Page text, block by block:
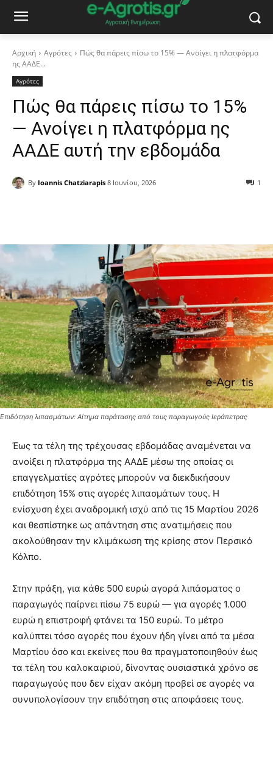
Αρχική Αγρότες
Πώς θα πάρεις πίσω το 15% — Ανοίγει η πλατφόρμα
ης ΑΑΔΕ...
Αγρότες
Πώς θα πάρεις πίσω το 15%
— Ανοίγει η πλατφόρμα ης
ΑΑΔΕ αυτή την εβδομάδα
By Ioannis Chatziarapis 8 Ιουνίου, 2026 1
Επιδότηση λιπασμάτων: Αίτημα παράτασης από τους παραγωγούς Ιεράπετρας
Έως τα τέλη της τρέχουσας εβδομάδας αναμένεται να
ανοίξει η πλατφόρμα της ΑΑΔΕ μέσω της οποίας οι
επαγγελματίες αγρότες μπορούν να διεκδικήσουν
επιδότηση 15% στις αγορές λιπασμάτων τους. Η
ενίσχυση έχει αναδρομική ισχύ από τις 15 Μαρτίου 2026
και θεσπίστηκε ως απάντηση στις ανατιμήσεις που
ακολούθησαν την κλιμάκωση της κρίσης στον Περσικό
Κόλπο.
Στην πράξη, για κάθε 500 ευρώ αγορά λιπάσματος ο
παραγωγός παίρνει πίσω 75 ευρώ — για αγορές 1.000
ευρώ η επιστροφή φτάνει τα 150 ευρώ. Το μέτρο
καλύπτει τόσο αγορές που έχουν ήδη γίνει από τα μέσα
Μαρτίου όσο και εκείνες που θα πραγματοποιηθούν έως
τα τέλη του καλοκαιριού, δίνοντας ουσιαστικά χρόνο σε
παραγωγούς που δεν είχαν ακόμη προβεί σε αγορές να
συνυπολογίσουν την επιδότηση στις αποφάσεις τους.